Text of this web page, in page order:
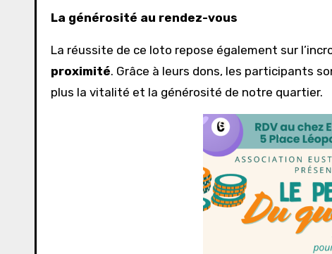
La générosité au rendez-vous
La réussite de ce loto repose également sur
proximité. Grâce à leurs dons, les participants
plus la vitalité et la générosité de notre quartier.